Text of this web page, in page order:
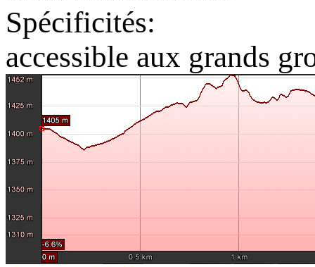
Spécificités:
accessible aux grands